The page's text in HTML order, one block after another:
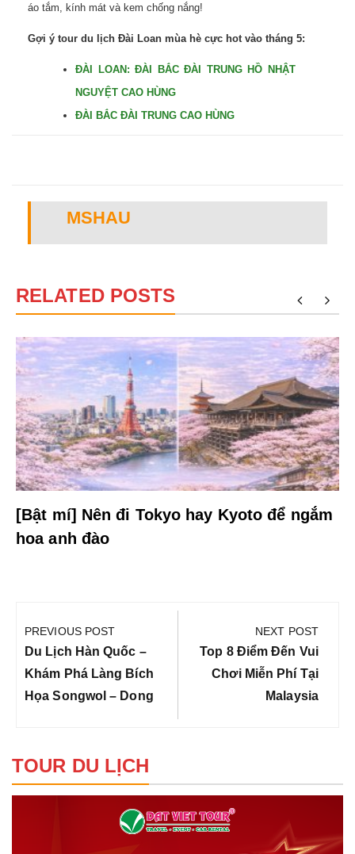
áo tắm, kính mát và kem chống nắng!
Gợi ý tour du lịch Đài Loan mùa hè cực hot vào tháng 5:
ĐÀI LOAN: ĐÀI BẮC ĐÀI TRUNG HỒ NHẬT
NGUYỆT CAO HÙNG
ĐÀI BẮC ĐÀI TRUNG CAO HÙNG
MSHAU
RELATED POSTS
[Bật mí] Nên đi Tokyo hay Kyoto để ngắm
hoa anh đào
hướng
bài
viết
PREVIOUS POST
Previous
Post:
Du Lịch Hàn Quốc –
Khám Phá Làng Bích
Họa Songwol – Dong
NEXT POST
Next
Post:
Top 8 Điểm Đến Vui
Chơi Miễn Phí Tại
Malaysia
TOUR DU LỊCH